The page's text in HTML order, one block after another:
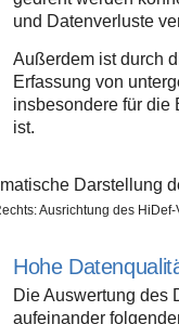
und Datenverluste
Außerdem ist durch
Erfassung von
insbesondere für die
ist.
Ausrichtung des
Hohe
Die Auswertung des
aufeinander